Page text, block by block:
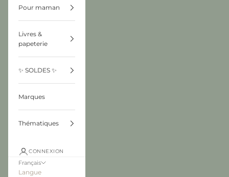
Pour maman
Livres &
papeterie
✨ SOLDES ✨
Marques
Thématiques
CONNEXION
Français
Langue